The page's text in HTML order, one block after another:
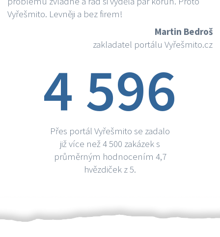
Vyřešmito. Levněji a bez firem!
Martin Bedroš
zakladatel portálu Vyřešmito.cz
4 596
Přes portál Vyřešmito se zadalo
již více než 4 500 zakázek s
průměrným hodnocením 4,7
hvězdiček z 5.